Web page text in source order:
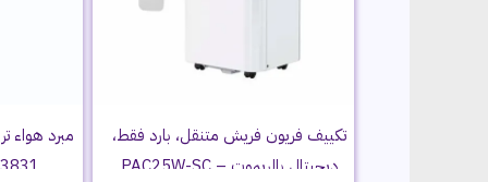
تكييف فريون فريش متنقل، بارد فقط،
ديجيتال بالريموت – PAC25W-SC